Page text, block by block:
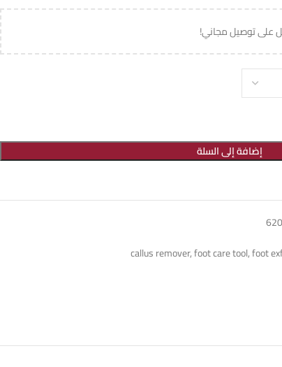
على توصيل مجاني!
إضافة إلى السلة
callus remover,foot care tool,foot